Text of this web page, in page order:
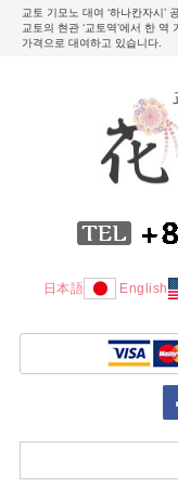
교토 기모노 대여 ‘하나칸자시’
교토의 현관 ‘교토역’에서 한
가격으로 대여하고 있습니다.
日本語 English